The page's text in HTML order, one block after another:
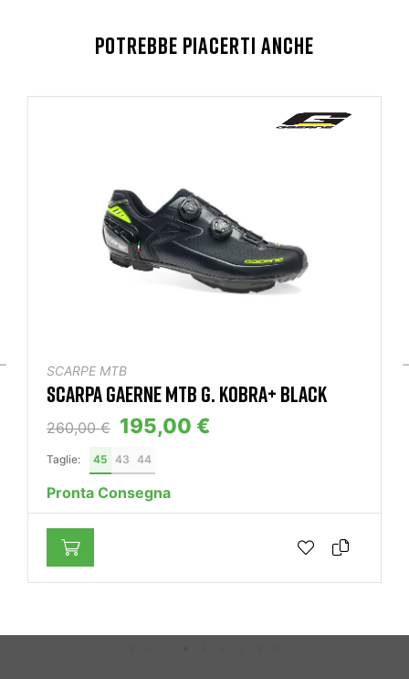
POTREBBE PIACERTI ANCHE
SCARPE MTB
SCARPA GAERNE MTB G. KOBRA+ BLACK
260,00 € 195,00 €
Taglie: 45 43 44
Pronta Consegna